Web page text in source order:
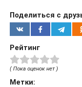
Поделиться с
Рейтинг
( Пока оценок нет )
Метки: